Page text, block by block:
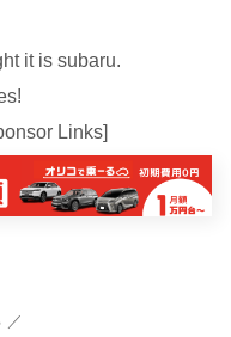
it is subaru.
Links]